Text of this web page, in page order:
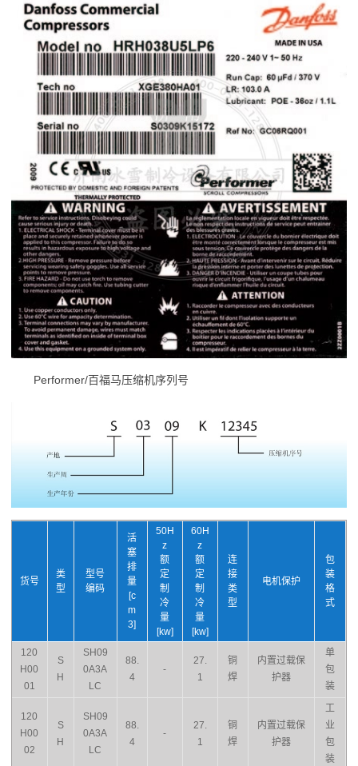
Performer/百福马压缩机序列号
货号
类
型
型号
编码
活
塞
排
量
[c
m
3]
50H
z
额
定
制
冷
量
[kw]
60H
z
额
定
制
冷
量
[kw]
连
接
类
型
电机保护
包
装
格
式
120
H00
01
S
H
SH09
0A3A
LC
88.
4
-
27.
1
铜
焊
内置过载保
护器
单
包
装
120
H00
02
S
H
SH09
0A3A
LC
88.
4
-
27.
1
铜
焊
内置过载保
护器
工
业
包
装